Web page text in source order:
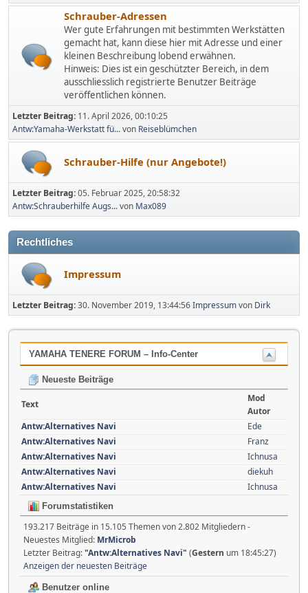
Schrauber-Adressen
Wer gute Erfahrungen mit bestimmten Werkstätten
gemacht hat, kann diese hier mit Adresse und einer
kleinen Beschreibung lobend erwähnen.
Hinweis: Dies ist ein geschützter Bereich, in dem
ausschliesslich registrierte Benutzer Beiträge
veröffentlichen können.
Letzter Beitrag: 11. April 2026, 00:10:25
Antw:Yamaha-Werkstatt fü...von Reiseblümchen
Schrauber-Hilfe (nur Angebote!)
Letzter Beitrag:05. Februar 2025, 20:58:32
Antw:Schrauberhilfe Augs...von Max089
Rechtliches
Impressum
Letzter Beitrag:30. November 2019, 13:44:56Impressumvon Dirk
YAMAHA TENERE FORUM – Info-Center
Neueste Beiträge
Text
Mod
Autor
Antw:Alternatives Navi
Ede
Antw:Alternatives Navi
Franz
Antw:Alternatives Navi
Ichnusa
Antw:Alternatives Navi
diekuh
Antw:Alternatives Navi
Ichnusa
Forumstatistiken
193.217 Beiträge in 15.105 Themen von 2.802 Mitgliedern -
Neuestes Mitglied: MrMicrob
Letzter Beitrag:"Antw:Alternatives Navi" (Gestern um 18:45:27)
Anzeigen der neuesten Beiträge
Benutzer online